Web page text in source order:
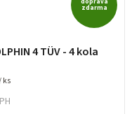
doprava
zdarma
4 TÜV - 4 kola
ks